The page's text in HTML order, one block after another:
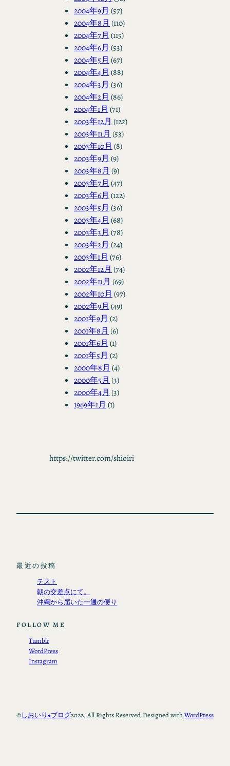
2004年9月 (57)
2004年8月 (110)
2004年7月 (115)
2004年6月 (53)
2004年5月 (67)
2004年4月 (88)
2004年3月 (36)
2004年2月 (86)
2004年1月 (71)
2003年12月 (122)
2003年11月 (53)
2003年10月 (8)
2003年9月 (9)
2003年8月 (9)
2003年7月 (47)
2003年6月 (122)
2003年5月 (36)
2003年4月 (68)
2003年3月 (78)
2003年2月 (24)
2003年1月 (76)
2002年12月 (74)
2002年11月 (69)
2002年10月 (97)
2002年9月 (49)
2001年9月 (2)
2001年8月 (6)
2001年6月 (1)
2001年5月 (2)
2000年8月 (4)
2000年5月 (3)
2000年4月 (3)
1969年1月 (1)
https://twitter.com/shioiri
最近の投稿
テスト
朝の交差点にて。
沖縄から届いた一通の便り
FOLLOW ME
Tumblr
WordPress
Instagram
©しおいり◆ブログ2022, All Rights Reserved.Designed withWordPress